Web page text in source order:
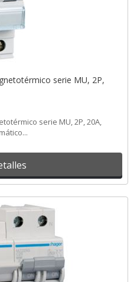
serie MU, 2P,
serie MU, 2P, 20A,